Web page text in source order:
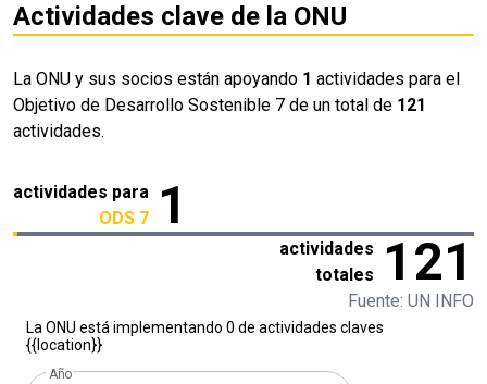
Actividades clave de la ONU
La ONU y sus socios están apoyando 1 actividades para el
Objetivo de Desarrollo Sostenible 7 de un total de 121
actividades.
actividades para
ODS 7
1
actividades
totales
121
Fuente: UN INFO
La ONU está implementando 0 de actividades claves
{{location}}
Año